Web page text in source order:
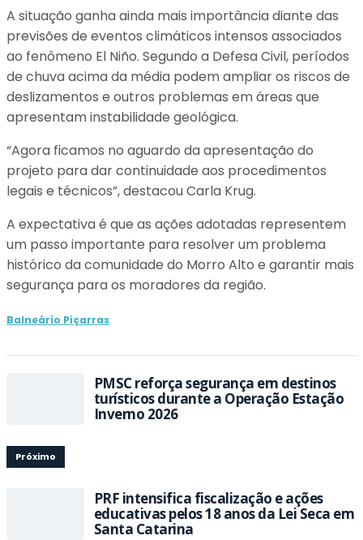
A situação ganha ainda mais importância diante das
previsões de eventos climáticos intensos associados
ao fenômeno El Niño. Segundo a Defesa Civil, períodos
de chuva acima da média podem ampliar os riscos de
deslizamentos e outros problemas em áreas que
apresentam instabilidade geológica.
“Agora ficamos no aguardo da apresentação do
projeto para dar continuidade aos procedimentos
legais e técnicos”, destacou Carla Krug.
A expectativa é que as ações adotadas representem
um passo importante para resolver um problema
histórico da comunidade do Morro Alto e garantir mais
segurança para os moradores da região.
Balneário Piçarras
PMSC reforça segurança em destinos
turísticos durante a Operação Estação
Inverno 2026
Próximo
PRF intensifica fiscalização e ações
educativas pelos 18 anos da Lei Seca em
Santa Catarina